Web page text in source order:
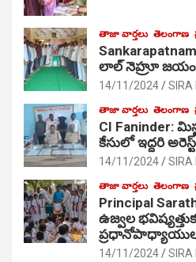
తాజా వార్తలు తెలంగాణ
లాల్ నెహ్రూ
14/11/2024 SIRA
తాజా వార్తలు తెలంగాణ
CI Faninder:
కేసులో ఇద్దరి
14/11/2024 SIRA
తాజా వార్తలు తెలంగాణ
Principal
ఉజ్వల
14/11/2024 SIRA